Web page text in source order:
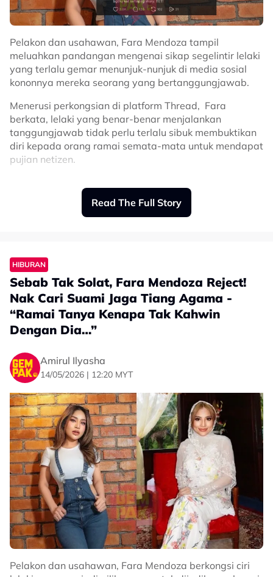
dan mengundang pelbagai reaksi netizen.
Ada yang bersetuju dengan pandangan Fara dan
menyatkaab bahawa penggunaanfilter adalah pilihan
peribadi, namun tidak kurang juga yang berpendapat
penggunaan secara berlebihan boleh mengelirukan
persepsi terhadap penampilan sebenar seseorang.
Related Topics
#Fara Mendoza
Pelakon dan usahawan, Fara Mendoza tampil
meluahkan pandangan mengenai sikap segelintir lelaki
yang terlalu gemar menunjuk-nunjuk di media sosial
kononnya mereka seorang yang bertanggungjawab.
Menerusi perkongsian di platform Thread, Fara
berkata, lelaki yang benar-benar menjalankan
tanggungjawab tidak perlu terlalu sibuk membuktikan
diri kepada orang ramai semata-mata untuk mendapat
pujian netizen.
dunia yang dia paling function dan tak akan menekan-
nekan diri untuk nampak function.
‘function’ dan paling penting tak perlukan hashtag
untuk bagitahu dekat IG Story,” katanya.
Perkongsian tersebut nyata mengundang perhatian
ramai apabila rata-rata netizen bersetuju dengan
kenyataan dikeluarkan pelakon itu.
Read The Full Story
HIBURAN
Sebab Tak Solat, Fara Mendoza Reject!
Nak Cari Suami Jaga Tiang Agama -
“Ramai Tanya Kenapa Tak Kahwin
Dengan Dia…”
Amirul Ilyasha
14/05/2026 | 12:20 MYT
Pelakon dan usahawan, Fara Mendoza berkongsi ciri